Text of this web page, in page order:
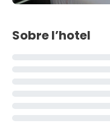
Sobre l’hotel